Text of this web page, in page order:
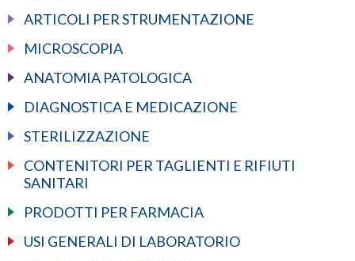
ARTICOLI PER STRUMENTAZIONE
MICROSCOPIA
ANATOMIA PATOLOGICA
DIAGNOSTICA E MEDICAZIONE
STERILIZZAZIONE
CONTENITORI PER TAGLIENTI E RIFIUTI
SANITARI
PRODOTTI PER FARMACIA
USI GENERALI DI LABORATORIO